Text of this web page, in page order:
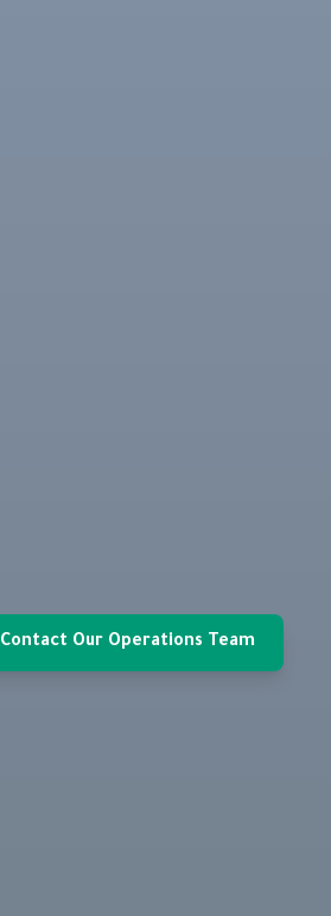
Contact Our Operations Team